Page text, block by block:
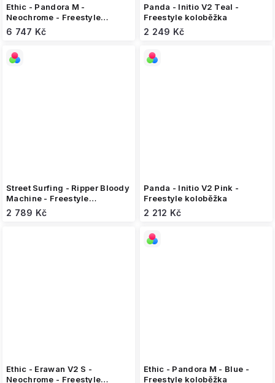
Ethic - Pandora M -
Neochrome - Freestyle
koloběžka
6 747 Kč
Panda - Initio V2 Teal -
Freestyle koloběžka
2 249 Kč
Street Surfing - Ripper Bloody
Machine - Freestyle
koloběžka
2 789 Kč
Panda - Initio V2 Pink -
Freestyle koloběžka
2 212 Kč
Ethic - Erawan V2 S -
Neochrome - Freestyle
Ethic - Pandora M - Blue -
Freestyle koloběžka